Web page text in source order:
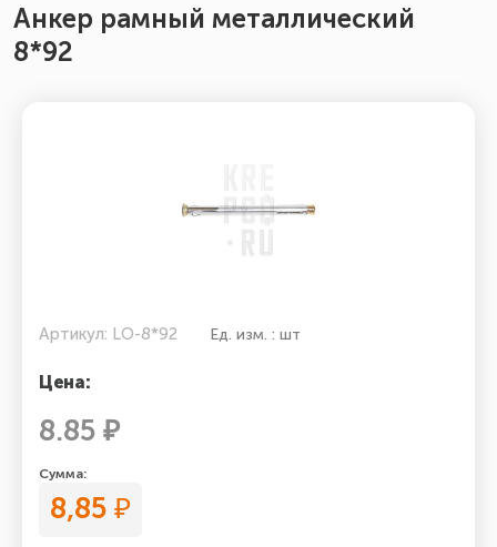
Анкер рамный металлический
8*92
Артикул: LO-8*92 Ед. изм. : шт
Цена:
8.85 ₽
Сумма:
8,85 ₽